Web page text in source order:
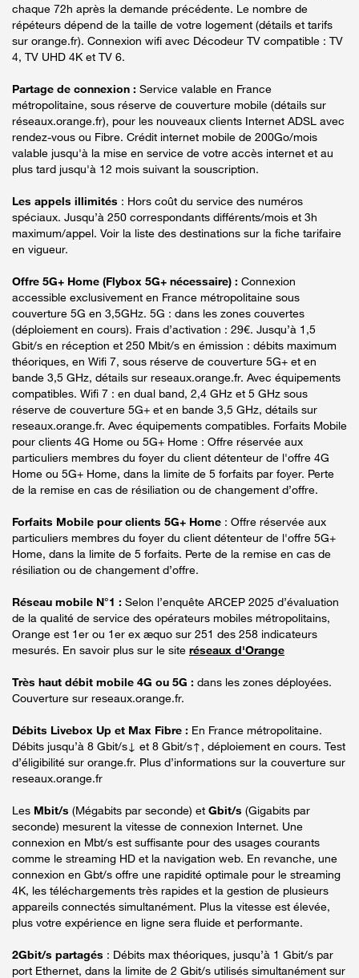
chaque 72h après la demande précédente. Le nombre de
répéteurs dépend de la taille de votre logement (détails et tarifs
sur orange.fr). Connexion wifi avec Décodeur TV compatible : TV
4, TV UHD 4K et TV 6.
Partage de connexion : Service valable en France
métropolitaine, sous réserve de couverture mobile (détails sur
réseaux.orange.fr), pour les nouveaux clients Internet ADSL avec
rendez-vous ou Fibre. Crédit internet mobile de 200Go/mois
valable jusqu'à la mise en service de votre accès internet et au
plus tard jusqu'à 12 mois suivant la souscription.
Les appels illimités : Hors coût du service des numéros
spéciaux. Jusqu’à 250 correspondants différents/mois et 3h
maximum/appel. Voir la liste des destinations sur la fiche tarifaire
en vigueur.
Offre 5G+ Home (Flybox 5G+ nécessaire) : Connexion
accessible exclusivement en France métropolitaine sous
couverture 5G en 3,5GHz. 5G : dans les zones couvertes
(déploiement en cours). Frais d’activation : 29€. Jusqu’à 1,5
Gbit/s en réception et 250 Mbit/s en émission : débits maximum
théoriques, en Wifi 7, sous réserve de couverture 5G+ et en
bande 3,5 GHz, détails sur reseaux.orange.fr. Avec équipements
compatibles. Wifi 7 : en dual band, 2,4 GHz et 5 GHz sous
réserve de couverture 5G+ et en bande 3,5 GHz, détails sur
reseaux.orange.fr. Avec équipements compatibles. Forfaits Mobile
pour clients 4G Home ou 5G+ Home : Offre réservée aux
particuliers membres du foyer du client détenteur de l'offre 4G
Home ou 5G+ Home, dans la limite de 5 forfaits par foyer. Perte
de la remise en cas de résiliation ou de changement d’offre.
Forfaits Mobile pour clients 5G+ Home : Offre réservée aux
particuliers membres du foyer du client détenteur de l'offre 5G+
Home, dans la limite de 5 forfaits. Perte de la remise en cas de
résiliation ou de changement d’offre.
Réseau mobile N°1 : Selon l’enquête ARCEP 2025 d’évaluation
de la qualité de service des opérateurs mobiles métropolitains,
Orange est 1er ou 1er ex æquo sur 251 des 258 indicateurs
mesurés. En savoir plus sur le site réseaux d'Orange
Très haut débit mobile 4G ou 5G : dans les zones déployées.
Couverture sur reseaux.orange.fr.
Débits Livebox Up et Max Fibre : En France métropolitaine.
Débits jusqu’à 8 Gbit/s↓ et 8 Gbit/s↑, déploiement en cours. Test
d’éligibilité sur orange.fr. Plus d’informations sur la couverture sur
reseaux.orange.fr
Les Mbit/s (Mégabits par seconde) et Gbit/s (Gigabits par
seconde) mesurent la vitesse de connexion Internet. Une
connexion en Mbt/s est suffisante pour des usages courants
comme le streaming HD et la navigation web. En revanche, une
connexion en Gbt/s offre une rapidité optimale pour le streaming
4K, les téléchargements très rapides et la gestion de plusieurs
appareils connectés simultanément. Plus la vitesse est élevée,
plus votre expérience en ligne sera fluide et performante.
2Gbit/s partagés : Débits max théoriques, jusqu’à 1 Gbit/s par
port Ethernet, dans la limite de 2 Gbit/s utilisés simultanément sur